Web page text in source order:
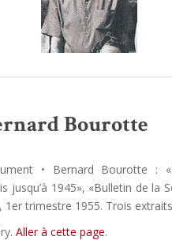
Bourotte
• Bernard Bourotte :
jusqu’à 1945», «Bulletin de la
1er trimestre 1955. Trois
Aller à cette page.